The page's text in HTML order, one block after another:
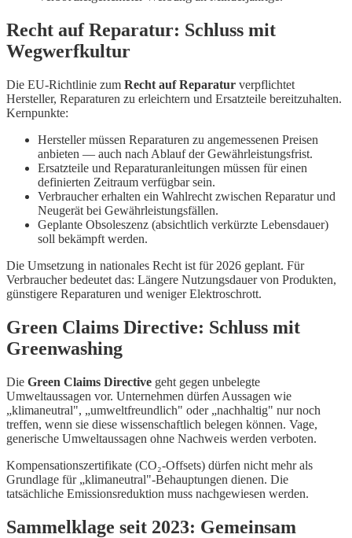
Recht auf Reparatur: Schluss mit
Wegwerfkultur
Die EU-Richtlinie zum Recht auf Reparatur verpflichtet
Hersteller, Reparaturen zu erleichtern und Ersatzteile bereitzuhalten.
Kernpunkte:
Hersteller müssen Reparaturen zu angemessenen Preisen
anbieten — auch nach Ablauf der Gewährleistungsfrist.
Ersatzteile und Reparaturanleitungen müssen für einen
definierten Zeitraum verfügbar sein.
Verbraucher erhalten ein Wahlrecht zwischen Reparatur und
Neugerät bei Gewährleistungsfällen.
Geplante Obsoleszenz (absichtlich verkürzte Lebensdauer)
soll bekämpft werden.
Die Umsetzung in nationales Recht ist für 2026 geplant. Für
Verbraucher bedeutet das: Längere Nutzungsdauer von Produkten,
günstigere Reparaturen und weniger Elektroschrott.
Green Claims Directive: Schluss mit
Greenwashing
Die Green Claims Directive geht gegen unbelegte
Umweltaussagen vor. Unternehmen dürfen Aussagen wie
„klimaneutral", „umweltfreundlich" oder „nachhaltig" nur noch
treffen, wenn sie diese wissenschaftlich belegen können. Vage,
generische Umweltaussagen ohne Nachweis werden verboten.
Kompensationszertifikate (CO₂-Offsets) dürfen nicht mehr als
Grundlage für „klimaneutral"-Behauptungen dienen. Die
tatsächliche Emissionsreduktion muss nachgewiesen werden.
Sammelklage seit 2023: Gemeinsam